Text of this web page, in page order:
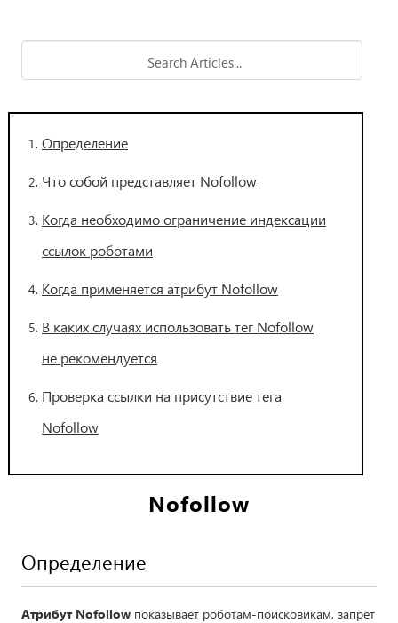
Определение
Что собой представляет Nofollow
Когда необходимо ограничение индексации
ссылок роботами
Когда применяется атрибут Nofollow
В каких случаях использовать тег Nofollow
не рекомендуется
Проверка ссылки на присутствие тега
Nofollow
Nofollow
Определение
Атрибут Nofollow показывает роботам-поисковикам, запрет